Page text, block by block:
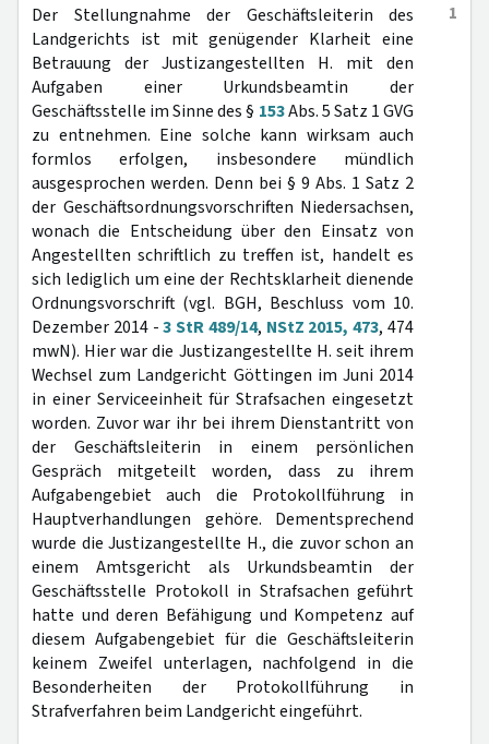
1
Der Stellungnahme der Geschäftsleiterin des
Landgerichts ist mit genügender Klarheit eine
Betrauung der Justizangestellten H. mit den
Aufgaben einer Urkundsbeamtin der
Geschäftsstelle im Sinne des § 153Abs. 5 Satz 1 GVG
zu entnehmen. Eine solche kann wirksam auch
formlos erfolgen, insbesondere mündlich
ausgesprochen werden. Denn bei § 9 Abs. 1 Satz 2
der Geschäftsordnungsvorschriften Niedersachsen,
wonach die Entscheidung über den Einsatz von
Angestellten schriftlich zu treffen ist, handelt es
sich lediglich um eine der Rechtsklarheit dienende
Ordnungsvorschrift (vgl. BGH, Beschluss vom 10.
Dezember 2014 -3 StR 489/14, NStZ 2015, 473, 474
mwN). Hier war die Justizangestellte H. seit ihrem
Wechsel zum Landgericht Göttingen im Juni 2014
in einer Serviceeinheit für Strafsachen eingesetzt
worden. Zuvor war ihr bei ihrem Dienstantritt von
der Geschäftsleiterin in einem persönlichen
Gespräch mitgeteilt worden, dass zu ihrem
Aufgabengebiet auch die Protokollführung in
Hauptverhandlungen gehöre. Dementsprechend
wurde die Justizangestellte H., die zuvor schon an
einem Amtsgericht als Urkundsbeamtin der
Geschäftsstelle Protokoll in Strafsachen geführt
hatte und deren Befähigung und Kompetenz auf
diesem Aufgabengebiet für die Geschäftsleiterin
keinem Zweifel unterlagen, nachfolgend in die
Besonderheiten der Protokollführung in
Strafverfahren beim Landgericht eingeführt.